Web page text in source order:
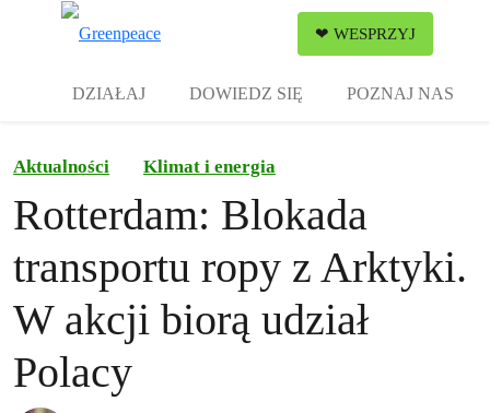
❤ WESPRZYJ
DZIAŁAJ DOWIEDZ SIĘ POZNAJ NAS
Aktualności Klimat i energia
Rotterdam: Blokada
transportu ropy z Arktyki.
W akcji biorą udział
Polacy